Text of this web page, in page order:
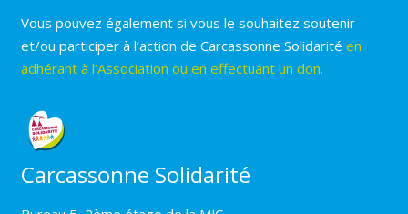
Vous pouvez également si vous le souhaitez soutenir
et/ou participer à l’action de Carcassonne Solidarité en
adhérant à l’Association ou en effectuant un don.
Carcassonne Solidarité